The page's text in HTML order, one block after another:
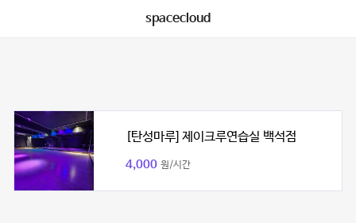
spacecloud
[탄성마루] 제이크루연습실 백석점
4,000 원/시간